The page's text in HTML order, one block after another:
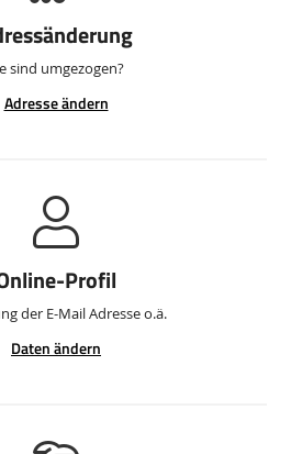
sind umgezogen?
Adresse ändern
Profil
der E-Mail Adresse o.ä.
Daten ändern